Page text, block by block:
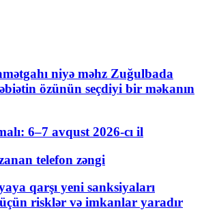
niyə məhz Zuğulbada
özünün seçdiyi bir məkanın
6–7 avqust 2026-cı il
telefon zəngi
qarşı yeni sanksiyaları
risklər və imkanlar yaradır